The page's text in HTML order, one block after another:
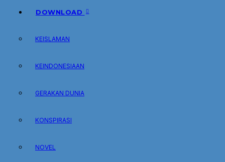
DOWNLOAD
KEISLAMAN
KEINDONESIAAN
GERAKAN DUNIA
KONSPIRASI
NOVEL